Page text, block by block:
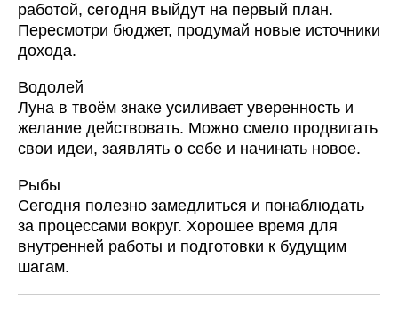
работой, сегодня выйдут на первый план.
Пересмотри бюджет, продумай новые источники
дохода.
Водолей
Луна в твоём знаке усиливает уверенность и
желание действовать. Можно смело продвигать
свои идеи, заявлять о себе и начинать новое.
Рыбы
Сегодня полезно замедлиться и понаблюдать
за процессами вокруг. Хорошее время для
внутренней работы и подготовки к будущим
шагам.